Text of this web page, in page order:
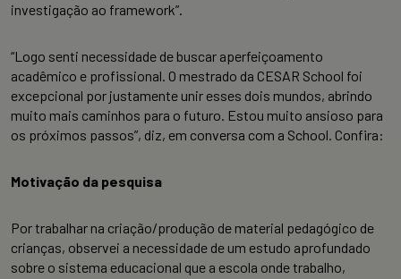
investigação ao framework”.
“Logo senti necessidade de buscar aperfeiçoamento
acadêmico e profissional. O mestrado da CESAR School foi
excepcional por justamente unir esses dois mundos, abrindo
muito mais caminhos para o futuro. Estou muito ansioso para
os próximos passos”, diz, em conversa com a School. Confira:
Motivação da pesquisa
Por trabalhar na criação/produção de material pedagógico de
crianças, observei a necessidade de um estudo aprofundado
sobre o sistema educacional que a escola onde trabalho,